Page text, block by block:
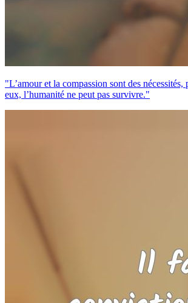
"L’amour et la compassion sont des nécessités,
eux, l’humanité ne peut pas survivre."